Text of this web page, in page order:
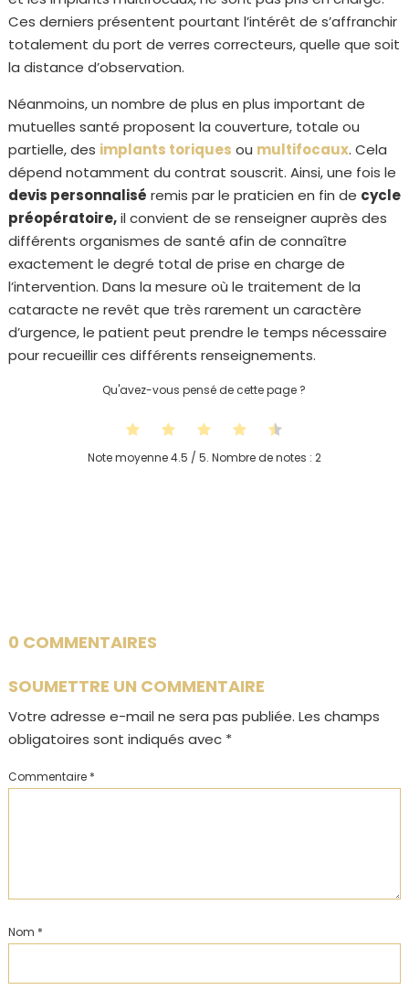
Ces derniers présentent pourtant l’intérêt de s’affranchir
totalement du port de verres correcteurs, quelle que soit
la distance d’observation.
Néanmoins, un nombre de plus en plus important de
mutuelles santé proposent la couverture, totale ou
partielle, des implants toriques ou multifocaux. Cela
dépend notamment du contrat souscrit. Ainsi, une fois le
devis personnalisé remis par le praticien en fin de cycle
préopératoire,il convient de se renseigner auprès des
différents organismes de santé afin de connaître
exactement le degré total de prise en charge de
l’intervention. Dans la mesure où le traitement de la
cataracte ne revêt que très rarement un caractère
d’urgence, le patient peut prendre le temps nécessaire
pour recueillir ces différents renseignements.
Qu'avez-vous pensé de cette page ?
Note moyenne4.5 / 5. Nombre de notes : 2
0 COMMENTAIRES
SOUMETTRE UN COMMENTAIRE
Votre adresse e-mail ne sera pas publiée. Les champs
obligatoires sont indiqués avec *
Commentaire *
Nom *